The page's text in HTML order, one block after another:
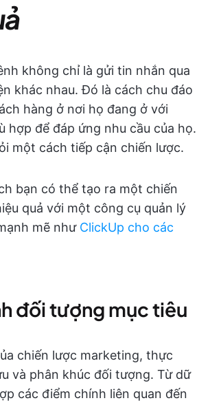
không chỉ là gửi tin nhắn qua
khác nhau. Đó là cách chu đáo
hàng ở nơi họ đang ở với
hợp để đáp ứng nhu cầu của họ.
một cách tiếp cận chiến lược.
bạn có thể tạo ra một chiến
quả với một công cụ quản lý
mẽ như ClickUp cho các
đối tượng mục tiêu
chiến lược marketing, thực
và phân khúc đối tượng. Từ dữ
các điểm chính liên quan đến